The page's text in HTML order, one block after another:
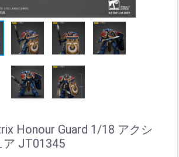
Honour Guard 1/18 アクシ
ア JT01345